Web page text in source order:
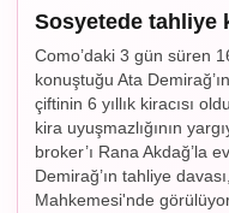
Sosyetede tahliye
Como’daki 3 gün süren
konuştuğu Ata
çiftinin 6 yıllık kiracısı
kira uyuşmazlığının
broker’ı Rana Akdağ’la
Demirağ’ın tahliye
Mahkemesi'nde